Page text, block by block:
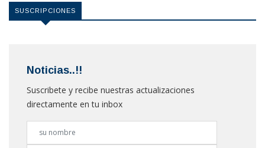
SUSCRIPCIONES
Noticias..!!
Suscribete y recibe nuestras actualizaciones
directamente en tu inbox